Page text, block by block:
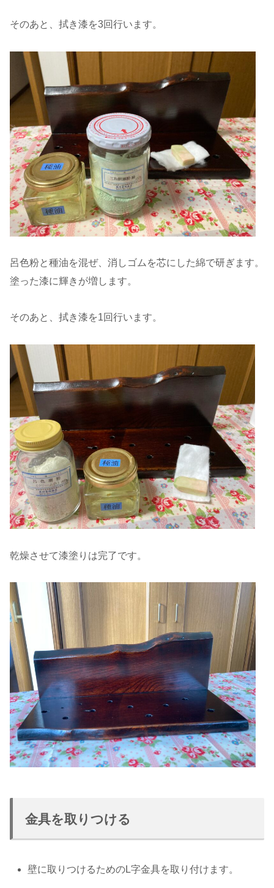
そのあと、拭き漆を3回行います。
呂色粉と種油を混ぜ、消しゴムを芯にした綿で研ぎます。
塗った漆に輝きが増します。
そのあと、拭き漆を1回行います。
乾燥させて漆塗りは完了です。
金具を取りつける
壁に取りつけるためのL字金具を取り付けます。